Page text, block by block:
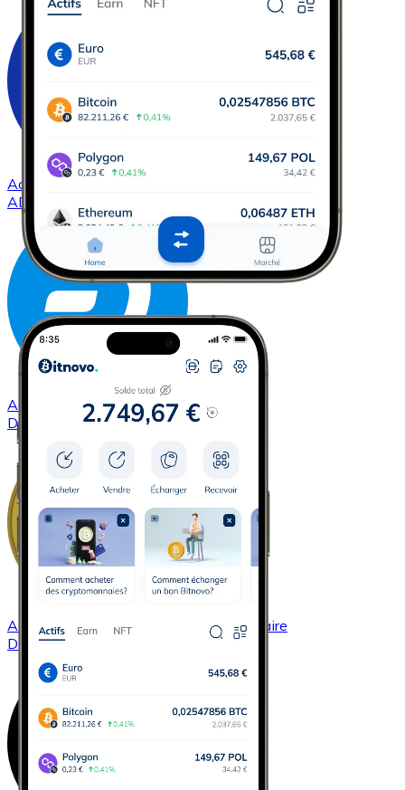
Acheter
ADA
Acheter Dash avec virement bancaire
DASH
Acheter Dogecoinavec virement bancaire
DOGE